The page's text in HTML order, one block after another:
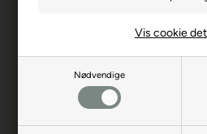
Nødvendige
Vis cookie
Producent hjemmeside
Advarsler